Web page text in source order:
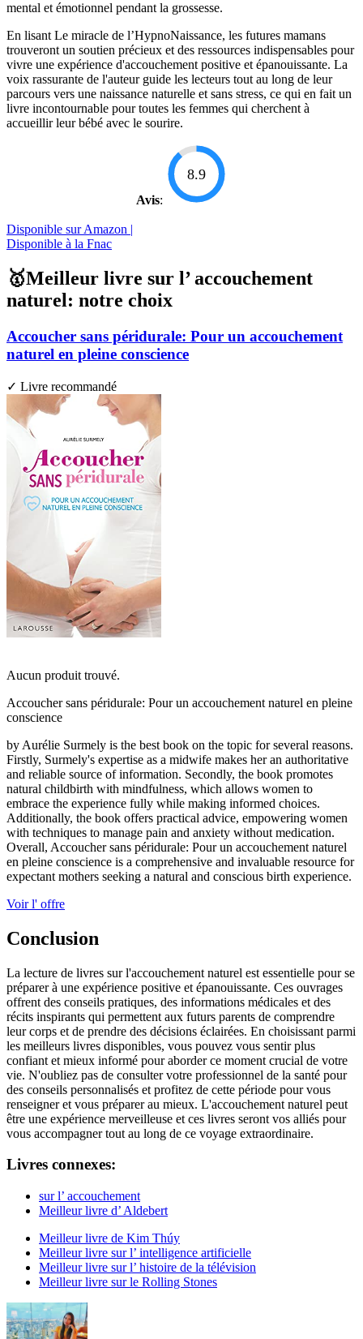
mental et émotionnel pendant la grossesse.
En lisant Le miracle de l’HypnoNaissance, les futures mamans
trouveront un soutien précieux et des ressources indispensables pour
vivre une expérience d'accouchement positive et épanouissante. La
voix rassurante de l'auteur guide les lecteurs tout au long de leur
parcours vers une naissance naturelle et sans stress, ce qui en fait un
livre incontournable pour toutes les femmes qui cherchent à
accueillir leur bébé avec le sourire.
Avis:
8.9
Disponible sur Amazon |
Disponible à la Fnac
🥇Meilleur livre sur l’ accouchement
naturel: notre choix
Accoucher sans péridurale: Pour un accouchement
naturel en pleine conscience
✓ Livre recommandé
Aucun produit trouvé.
Accoucher sans péridurale: Pour un accouchement naturel en pleine
conscience
by Aurélie Surmely is the best book on the topic for several reasons.
Firstly, Surmely's expertise as a midwife makes her an authoritative
and reliable source of information. Secondly, the book promotes
natural childbirth with mindfulness, which allows women to
embrace the experience fully while making informed choices.
Additionally, the book offers practical advice, empowering women
with techniques to manage pain and anxiety without medication.
Overall, Accoucher sans péridurale: Pour un accouchement naturel
en pleine conscience is a comprehensive and invaluable resource for
expectant mothers seeking a natural and conscious birth experience.
Voir l' offre
Conclusion
La lecture de livres sur l'accouchement naturel est essentielle pour se
préparer à une expérience positive et épanouissante. Ces ouvrages
offrent des conseils pratiques, des informations médicales et des
récits inspirants qui permettent aux futurs parents de comprendre
leur corps et de prendre des décisions éclairées. En choisissant parmi
les meilleurs livres disponibles, vous pouvez vous sentir plus
confiant et mieux informé pour aborder ce moment crucial de votre
vie. N'oubliez pas de consulter votre professionnel de la santé pour
des conseils personnalisés et profitez de cette période pour vous
renseigner et vous préparer au mieux. L'accouchement naturel peut
être une expérience merveilleuse et ces livres seront vos alliés pour
vous accompagner tout au long de ce voyage extraordinaire.
Livres connexes:
sur l’ accouchement
Meilleur livre d’ Aldebert
Meilleur livre de Kim Thúy
Meilleur livre sur l’ intelligence artificielle
Meilleur livre sur l’ histoire de la télévision
Meilleur livre sur le Rolling Stones